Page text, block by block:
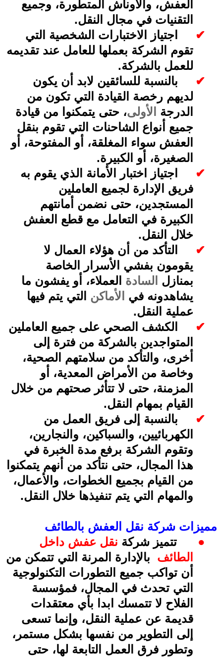
العفش، والأوناش المتطورة، وجميع
التقنيات في مجال النقل.
✔
اجتياز الاختبارات الشخصية التي
تقوم الشركة بعملها للعامل عند تقديمه
للعمل بالشركة.
✔
بالنسبة للسائقين لابد أن يكون
لديهم رخصة القيادة التي تكون من
الدرجة الأولى، حتى يتمكنوا من قيادة
جميع أنواع الشاحنات التي تقوم بنقل
العفش سواء المغلقة، أو المفتوحة، أو
الصغيرة، أو الكبيرة.
✔
اجتياز اختبار الأمانة الذي يقوم به
فريق الإدارة لجميع العاملين
المستجدين، حتى نضمن أمانتهم
الكبيرة في التعامل مع قطع العفش
خلال النقل.
✔
التأكد من أن هؤلاء العمال لا
يقومون بفشي الأسرار الخاصة
بمنازل السادة العملاء، أو يفشون ما
يشاهدونه في الأماكن التي يتم فيها
عملية النقل.
✔
الكشف الصحي على جميع العاملين
المتواجدين بالشركة من فترة إلى
أخرى، والتأكد من سلامتهم الصحية،
وخاصة من الأمراض المعدية، أو
المزمنة، حتى لا تتأثر صحتهم من خلال
القيام بمهام النقل.
✔
بالنسبة إلى فريق العمل من
الكهربائيين، والسباكين، والنجارين،
وتقوم الشركة برفع مدة الخبرة في
هذا المجال، حتى نتأكد من أنهم يتمكنوا
من القيام بجميع الخطوات، والأعمال،
والمهام التي يتم تنفيذها خلال النقل.
مميزات شركة نقل العفش بالطائف
●
تتميز شركة نقل عفش داخل
الطائف بالإدارة المرنة التي تتمكن من
أن تواكب جميع التطورات التكنولوجية
التي تحدث في المجال، فمؤسسة
الفلاح لا تتمسك ابدا بأي معتقدات
قديمة عن عملية النقل، وإنما تسعى
إلى التطوير من نفسها بشكل مستمر،
وتطور فرق العمل التابعة لها، حتى